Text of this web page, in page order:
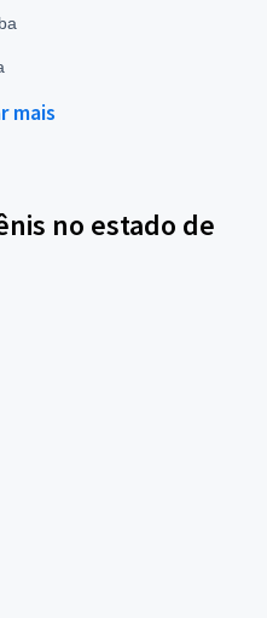
mais
no estado de